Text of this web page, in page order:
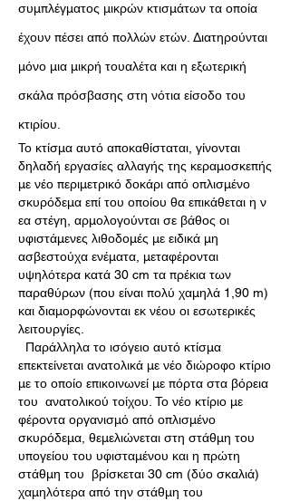
συμπλέγματος μικρών κτισμάτων τα οποία
έχουν πέσει από πολλών ετών. Διατηρούνται
μόνο μια μικρή τουαλέτα και η εξωτερική
σκάλα πρόσβασης στη νότια είσοδο του
κτιρίου.
Το κτίσμα αυτό αποκαθίσταται, γίνονται
δηλαδή εργασίες αλλαγής της κεραμοσκεπής
με νέο περιμετρικό δοκάρι από οπλισμένο
σκυρόδεμα επί του οποίου θα επικάθεται η ν
εα στέγη, αρμολογούνται σε βάθος οι
υφιστάμενες λιθοδομές με ειδικά μη
ασβεστούχα ενέματα, μεταφέρονται
υψηλότερα κατά 30 cm τα πρέκια των
παραθύρων (που είναι πολύ χαμηλά 1,90 m)
και διαμορφώνονται εκ νέου οι εσωτερικές
λειτουργίες.
Παράλληλα το ισόγειο αυτό κτίσμα
επεκτείνεται ανατολικά με νέο διώροφο κτίριο
με το οποίο επικοινωνεί με πόρτα στα βόρεια
του ανατολικού τοίχου. Το νέο κτίριο με
φέροντα οργανισμό από οπλισμένο
σκυρόδεμα, θεμελιώνεται στη στάθμη του
υπογείου του υφισταμένου και η πρώτη
στάθμη του βρίσκεται 30 cm (δύο σκαλιά)
χαμηλότερα από την στάθμη του